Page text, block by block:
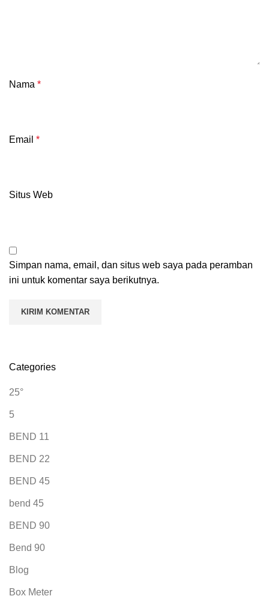
Nama *
Email *
Situs Web
Simpan nama, email, dan situs web saya pada peramban
ini untuk komentar saya berikutnya.
Categories
25°
5
BEND 11
BEND 22
BEND 45
bend 45
BEND 90
Bend 90
Blog
Box Meter